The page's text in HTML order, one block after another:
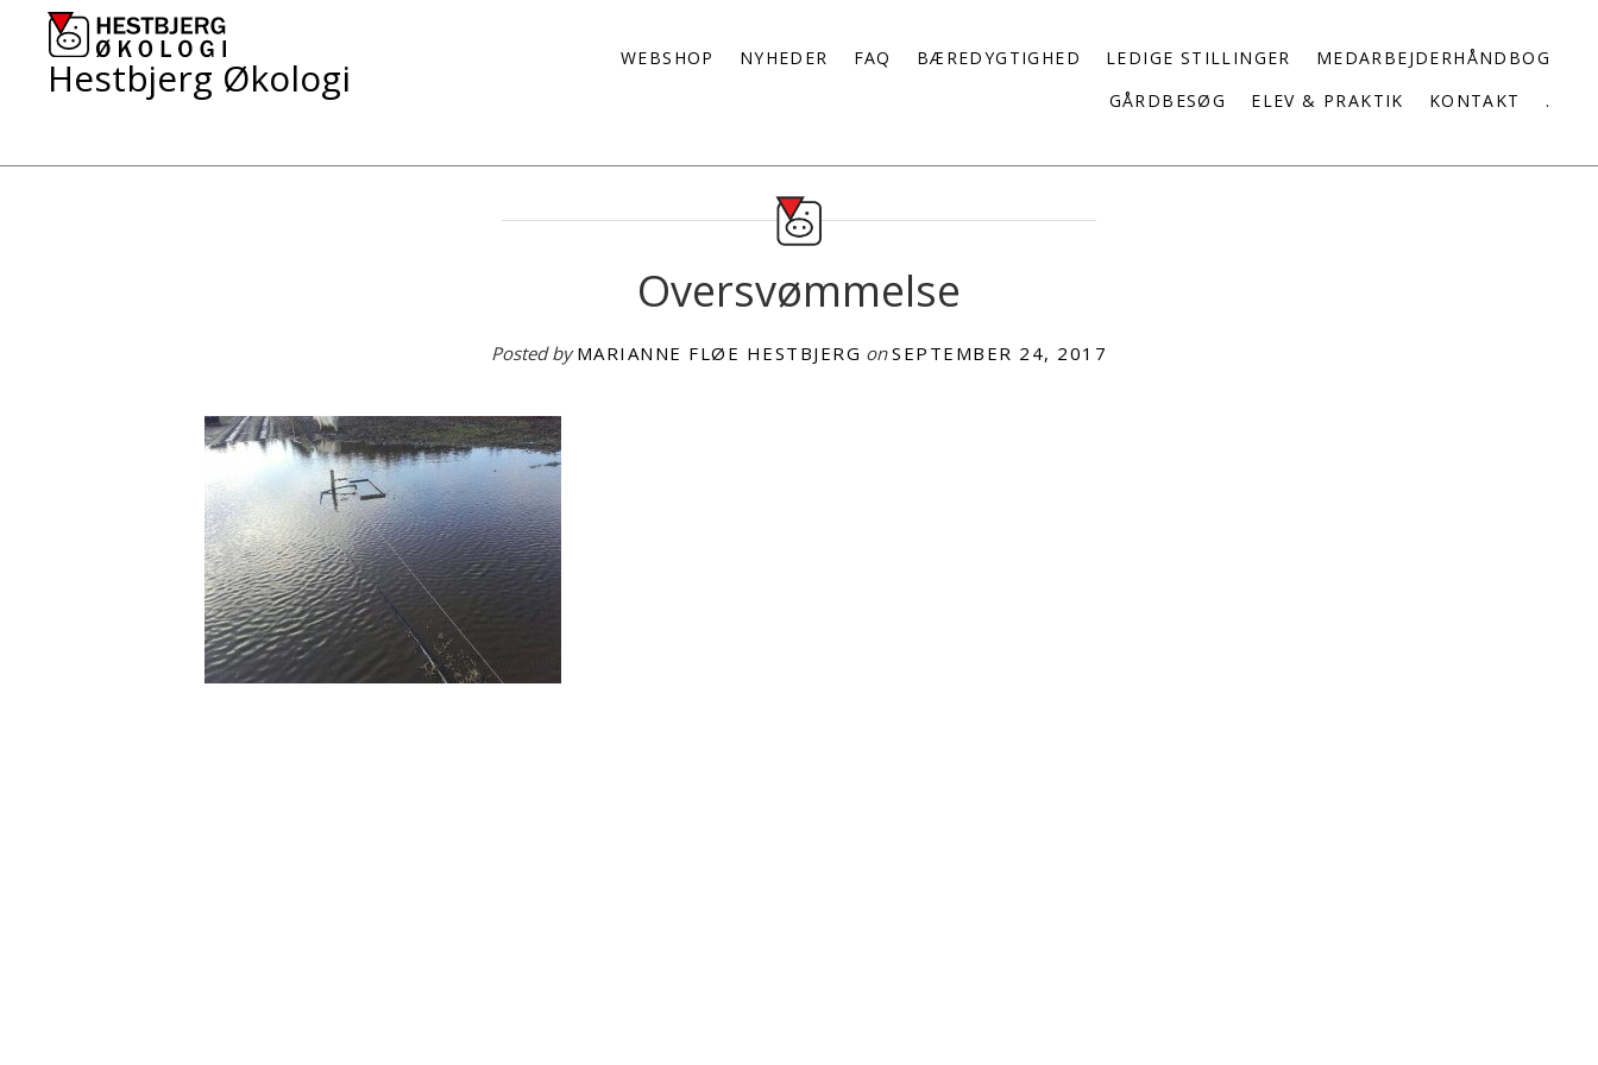
contentHestbjerg Økologi WEBSHOP NYHEDER FAQ BÆREDYGTIGHED LEDIGE STILLINGER
MEDARBEJDERHÅNDBOG
GÅRDBESØG
ELEV & PRAKTIK KONTAKT .
Oversvømmelse
Posted byMARIANNE FLØE HESTBJERG onSEPTEMBER 24, 2017